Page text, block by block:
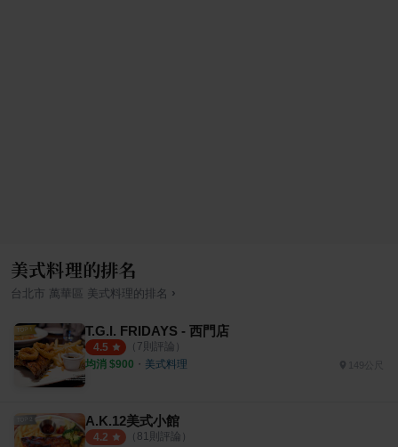
美式料理的排名
台北市 萬華區 美式料理的排名 ›
T.G.I. FRIDAYS - 西門店
4.5 （ 7則評論）
均消 $900 ・ 美式料理 149公尺
A.K.12美式小館
4.2 （ 81則評論）